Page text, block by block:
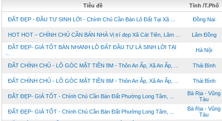
Tiêu đề Tỉnh /T.Phố
ĐẤT ĐẸP - ĐẦU TƯ SINH LỜI - Chính Chủ Cần Bán Lô Đất Tại Xã ... Đồng Nai
HOT HOT – CHÍNH CHỦ CẦN BÁN NHÀ Vị trí đẹp Xã Cát Tiên, Lâm ... Lâm Đồng
ĐẤT ĐẸP- GIÁ TỐT BÁN NHANH LÔ ĐẤT ĐẦU TƯ LÀ SINH LỜI TẠI
Hà Nội
ĐẤT CHÍNH CHỦ - LÔ GÓC MẶT TIỀN 8M - Thôn An Ấp, Xã An Ấp, ... Thái Bình
ĐẤT CHÍNH CHỦ - LÔ GÓC MẶT TIỀN 8M - Thôn An Ấp, Xã An Ấp, ... Thái Bình
ĐẤT ĐẸP- GIÁ TỐT - Chính Chủ Cần Bán Đất Phường Long Tâm, ...
Bà Rịa - Vũng
Tàu
ĐẤT ĐẸP- GIÁ TỐT - Chính Chủ Cần Bán Đất Phường Long Tâm, ...
Bà Rịa - Vũng
Tàu